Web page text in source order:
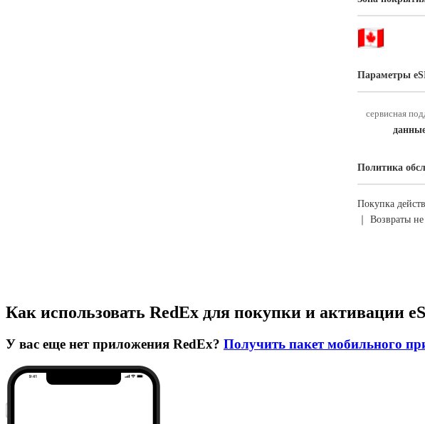
Параметры
сервисная
Политика
Покупка
｜ Возвраты
Как использовать RedEx для покупки и активации
У вас еще нет приложения RedEx? Получить пакет мобильного